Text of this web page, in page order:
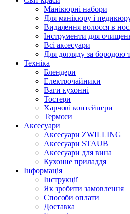
Манікюрні набори
Для манікюру і
Видалення волосся в
Інструменти для
Всі аксесуари
Для догляду за бородою
Техніка
Блендери
Електрочайники
Ваги кухонні
Тостери
Харчові контейнери
Термоси
Аксесуари
Аксесуари ZWILLING
Аксесуари STAUB
Аксесуари для вина
Кухонне приладдя
Інформація
Інструкції
Як зробити замовлення
Способи оплати
Доставка